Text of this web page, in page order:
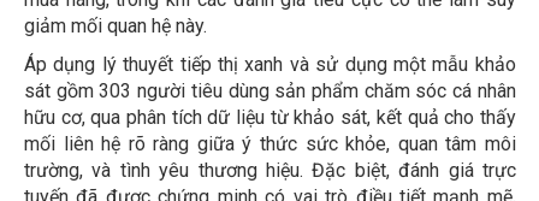
giảm mối quan hệ này.
Áp dụng lý thuyết tiếp thị xanh và sử dụng một mẫu khảo
sát gồm 303 người tiêu dùng sản phẩm chăm sóc cá nhân
hữu cơ, qua phân tích dữ liệu từ khảo sát, kết quả cho thấy
mối liên hệ rõ ràng giữa ý thức sức khỏe, quan tâm môi
trường, và tình yêu thương hiệu. Đặc biệt, đánh giá trực
tuyến đã được chứng minh có vai trò điều tiết mạnh mẽ,